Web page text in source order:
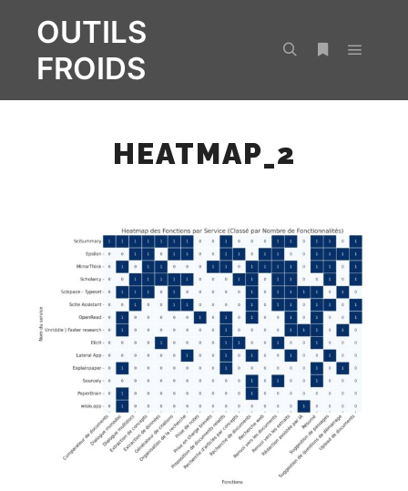
OUTILS
FROIDS
HEATMAP_2